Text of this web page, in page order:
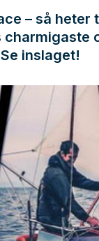
– så
inslaget!